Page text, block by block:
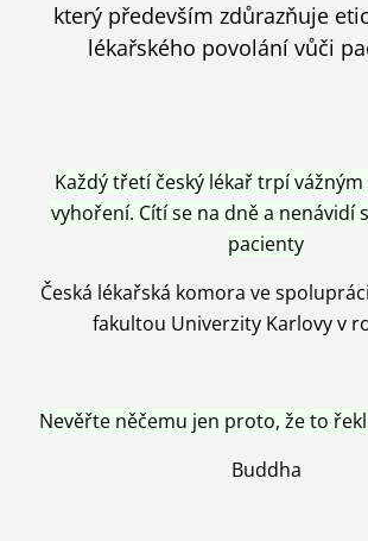
který především zdůrazňuje
lékařského povolání vůči
Každý třetí český lékař trpí
vyhoření. Cítí se na dně a nenávidí
pacienty
Česká lékařská komora ve
fakultou Univerzity Karlovy v
Nevěřte něčemu jen proto, že to
Buddha